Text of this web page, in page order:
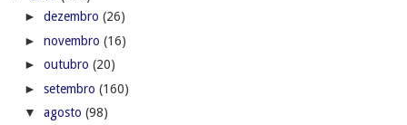
► dezembro (26)
► novembro (16)
► outubro (20)
► setembro (160)
▼ agosto (98)